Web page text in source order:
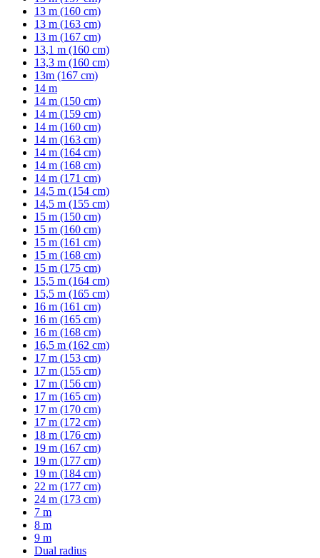
13 m (160 cm)
13 m (163 cm)
13 m (167 cm)
13,1 m (160 cm)
13,3 m (160 cm)
13m (167 cm)
14 m
14 m (150 cm)
14 m (159 cm)
14 m (160 cm)
14 m (163 cm)
14 m (164 cm)
14 m (168 cm)
14 m (171 cm)
14,5 m (154 cm)
14,5 m (155 cm)
15 m (150 cm)
15 m (160 cm)
15 m (161 cm)
15 m (168 cm)
15 m (175 cm)
15,5 m (164 cm)
15,5 m (165 cm)
16 m (161 cm)
16 m (165 cm)
16 m (168 cm)
16,5 m (162 cm)
17 m (153 cm)
17 m (155 cm)
17 m (156 cm)
17 m (165 cm)
17 m (170 cm)
17 m (172 cm)
18 m (176 cm)
19 m (167 cm)
19 m (177 cm)
19 m (184 cm)
22 m (177 cm)
24 m (173 cm)
7 m
8 m
9 m
Dual radius